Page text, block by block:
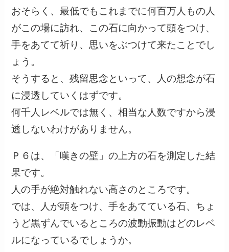
おそらく、最低でもこれまでに何百万人もの人
がこの場に訪れ、この石に向かって頭をつけ、
手をあてて祈り、思いをぶつけて来たことでし
ょう。
そうすると、残留思念といって、人の想念が石
に浸透していくはずです。
何千人レベルでは無く、相当な人数ですから浸
透しないわけがありません。
Ｐ６は、「嘆きの壁」の上方の石を測定した結
果です。
人の手が絶対触れない高さのところです。
では、人が頭をつけ、手をあてている石、ちょ
うど黒ずんでいるところの波動振動はどのレベ
ルになっているでしょうか。